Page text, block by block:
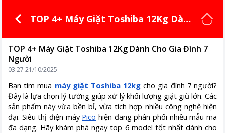
TOP 4+ Máy Giặt Toshiba 12Kg Dành
TOP 4+ Máy Giặt Toshiba 12Kg Dành Cho Gia Đình 7
Người
03:27 21/10/2025
Bạn tìm mua máy giặt Toshiba 12kg cho gia đình 7 người?
Đây là lựa chọn lý tưởng giúp xử lý khối lượng giặt giũ lớn. Các
sản phẩm này vừa bền bỉ, vừa tích hợp nhiều công nghệ hiện
đại. Siêu thị điện máy Pico hiện đang phân phối nhiều mẫu mã
đa dạng. Hãy khám phá ngay top 6 model tốt nhất dành cho